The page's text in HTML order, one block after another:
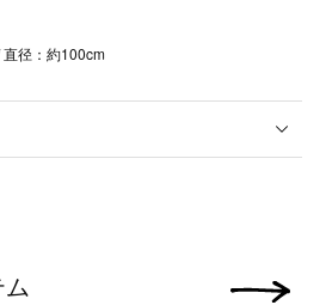
径：約100cm
次の画像